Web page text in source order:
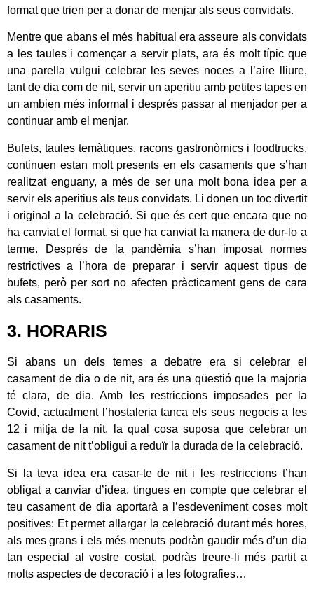
format que trien per a donar de menjar als seus convidats.
Mentre que abans el més habitual era asseure als convidats
a les taules i començar a servir plats, ara és molt típic que
una parella vulgui celebrar les seves noces a l’aire lliure,
tant de dia com de nit, servir un aperitiu amb petites tapes en
un ambien més informal i després passar al menjador per a
continuar amb el menjar.
Bufets, taules temàtiques, racons gastronòmics i foodtrucks,
continuen estan molt presents en els casaments que s’han
realitzat enguany, a més de ser una molt bona idea per a
servir els aperitius als teus convidats. Li donen un toc divertit
i original a la celebració. Si que és cert que encara que no
ha canviat el format, si que ha canviat la manera de dur-lo a
terme. Després de la pandèmia s’han imposat normes
restrictives a l’hora de preparar i servir aquest tipus de
bufets, però per sort no afecten pràcticament gens de cara
als casaments.
3. HORARIS
Si abans un dels temes a debatre era si celebrar el
casament de dia o de nit, ara és una qüestió que la majoria
té clara, de dia. Amb les restriccions imposades per la
Covid, actualment l’hostaleria tanca els seus negocis a les
12 i mitja de la nit, la qual cosa suposa que celebrar un
casament de nit t’obligui a reduïr la durada de la celebració.
Si la teva idea era casar-te de nit i les restriccions t’han
obligat a canviar d’idea, tingues en compte que celebrar el
teu casament de dia aportarà a l’esdeveniment coses molt
positives: Et permet allargar la celebració durant més hores,
als mes grans i els més menuts podràn gaudir més d’un dia
tan especial al vostre costat, podràs treure-li més partit a
molts aspectes de decoració i a les fotografies…